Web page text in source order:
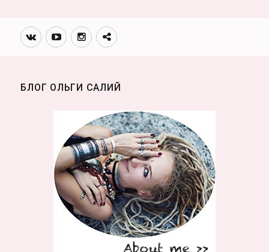
мобильный
телефон
Вконтакте
YoutubeИнстаграмм
Телеграм
БЛОГ ОЛЬГИ САЛИЙ